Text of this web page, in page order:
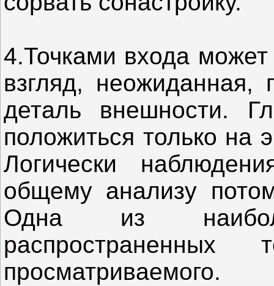
4.Точками входа
взгляд,
деталь внешности.
положиться только на
Логически
общему анализу
Одна из
просматриваемого.